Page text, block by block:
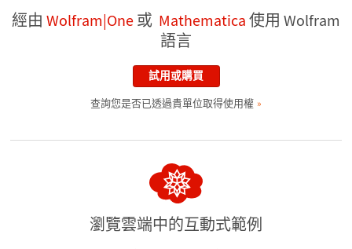
經由 Wolfram|One 或 Mathematica 使用 Wolfram
語言
試用或購買
查詢您是否已透過貴單位取得使用權
瀏覽雲端中的互動式範例